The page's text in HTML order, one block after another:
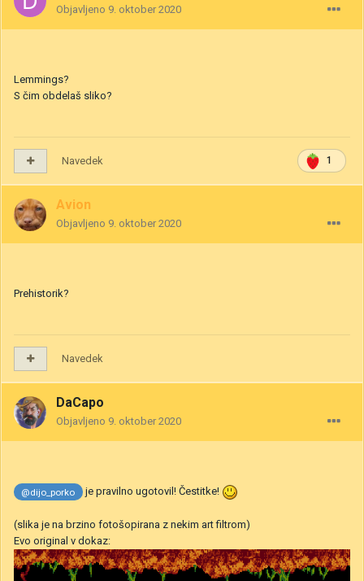
Objavljeno 9. oktober 2020
Lemmings?
S čim obdelaš sliko?
1
Navedek
Avion
Objavljeno 9. oktober 2020
Prehistorik?
Navedek
DaCapo
Objavljeno 9. oktober 2020
@dijo_porko je pravilno ugotovil! Čestitke!
(slika je na brzino fotošopirana z nekim art filtrom)
Evo original v dokaz: